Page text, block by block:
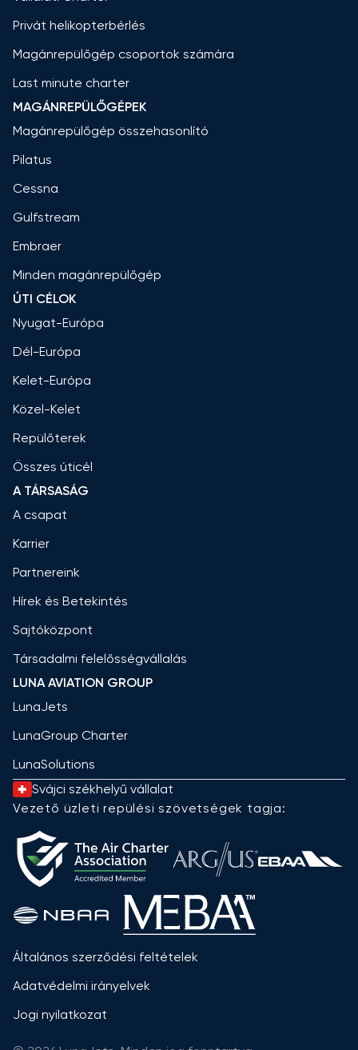
Privát helikopterbérlés
Magánrepülőgép csoportok számára
Last minute charter
MAGÁNREPÜLŐGÉPEK
Magánrepülőgép összehasonlító
Pilatus
Cessna
Gulfstream
Embraer
Minden magánrepülőgép
ÚTI CÉLOK
Nyugat-Európa
Dél-Európa
Kelet-Európa
Közel-Kelet
Repülőterek
Összes úticél
A TÁRSASÁG
A csapat
Karrier
Partnereink
Hírek és Betekintés
Sajtóközpont
Társadalmi felelősségvállalás
LUNA AVIATION GROUP
LunaJets
LunaGroup Charter
LunaSolutions
Svájci székhelyű vállalat
Vezető üzleti repülési szövetségek tagja:
Általános szerződési feltételek
Adatvédelmi irányelvek
Jogi nyilatkozat